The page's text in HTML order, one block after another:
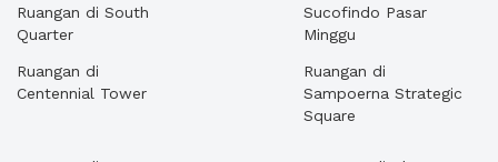
Ruangan di South
Quarter
Ruangan di
Centennial Tower
Sucofindo Pasar
Minggu
Ruangan di
Sampoerna Strategic
Square